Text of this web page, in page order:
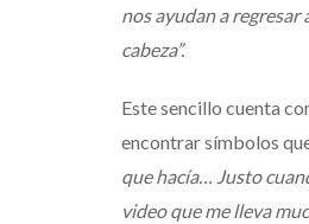
nos ayudan a regresar
cabeza”.
Este sencillo cuenta
encontrar símbolos
que hacía… Justo
video que me lleva